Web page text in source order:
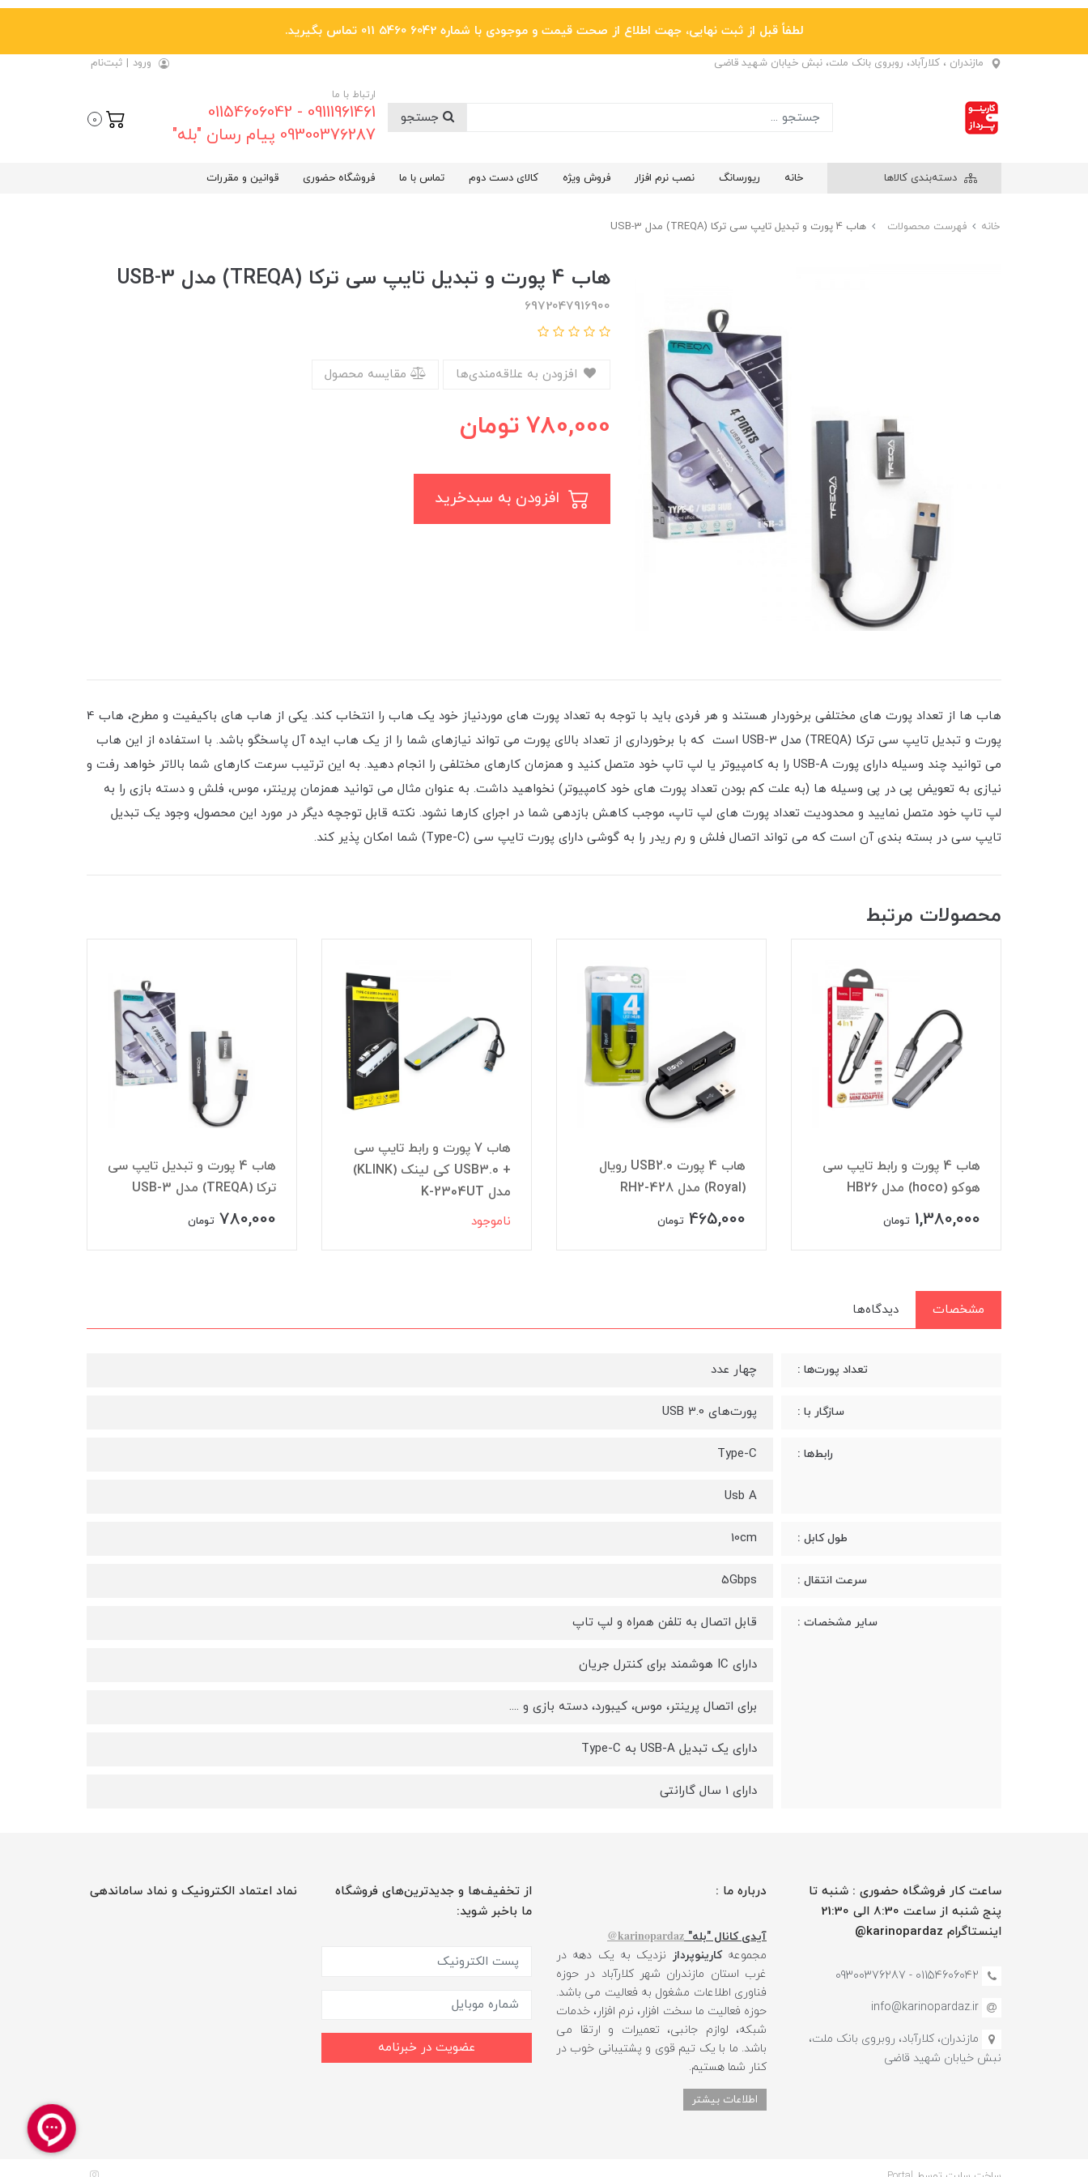
لطفاً قبل از ثبت نهایی، جهت اطلاع از صحت قیمت و موجودی با شماره 6042 5460 011 تماس بگیرید.
مازندران ، کلارآباد، روبروی بانک ملت، نبش خیابان شهید قاضی ورود | ثبت‌نام
ارتباط با ما
09111961461 - 01154606042
09300376287 پیام رسان "بله"
0
دسته‌بندی کالاها خانه ریورسانگ نصب نرم افزار فروش ویژه کالای دست دوم تماس با ما فروشگاه حضوری قوانین و مقررات
خانه فهرست محصولات هاب 4 پورت و تبدیل تایپ سی ترکا (TREQA) مدل USB-3
هاب 4 پورت و تبدیل تایپ سی ترکا (TREQA) مدل USB-3
6972047916900
مقایسه محصول
780,000 تومان
هاب ها از تعداد پورت های مختلفی برخوردار هستند و هر فردی باید با توجه به تعداد پورت های موردنیاز خود یک هاب را انتخاب کند. یکی از هاب های باکیفیت و مطرح، هاب 4
پورت و تبدیل تایپ سی ترکا (TREQA) مدل USB-3 است که با برخورداری از تعداد بالای پورت می تواند نیازهای شما را از یک هاب ایده آل پاسخگو باشد. با استفاده از این هاب
می توانید چند وسیله دارای پورت USB-A را به کامپیوتر یا لپ تاپ خود متصل کنید و همزمان کارهای مختلفی را انجام دهید. به این ترتیب سرعت کارهای شما بالاتر خواهد رفت و
نیازی به تعویض پی در پی وسیله ها (به علت کم بودن تعداد پورت های خود کامپیوتر) نخواهید داشت. به عنوان مثال می توانید همزمان پرینتر، موس، فلش و دسته بازی را به
لپ تاپ خود متصل نمایید و محدودیت تعداد پورت های لپ تاپ، موجب کاهش بازدهی شما در اجرای کارها نشود. نکته قابل توجچه دیگر در مورد این محصول، وجود یک تبدیل
تایپ سی در بسته بندی آن است که می تواند اتصال فلش و رم ریدر را به گوشی دارای پورت تایپ سی (Type-C) شما امکان پذیر کند.
محصولات مرتبط
هاب 4 پورت و رابط تایپ سی
هوکو (hoco) مدل HB26
1,380,000 تومان
هاب 4 پورت USB2.0 رویال
(Royal) مدل RH2-428
465,000 تومان
هاب 7 پورت و رابط تایپ سی
+ USB3.0 کی لینک (KLINK)
مدل K-2304UT
ناموجود
هاب 4 پورت و تبدیل تایپ سی
ترکا (TREQA) مدل USB-3
780,000 تومان
مشخصات دیدگاه‌ها
تعداد پورت‌ها : چهار عدد
سازگار با : پورت‌های USB 3.0
رابط‌ها : Type-C
Usb A
طول کابل : 10cm
سرعت انتقال : 5Gbps
سایر مشخصات : قابل اتصال به تلفن همراه و لپ تاپ
دارای IC هوشمند برای کنترل جریان
برای اتصال پرینتر، موس، کیبورد، دسته بازی و ....
دارای یک تبدیل USB-A به Type-C
دارای 1 سال گارانتی
ساعت کار فروشگاه حضوری : شنبه تا
پنج شنبه از ساعت 8:30 الی 21:30
اینستاگرام karinopardaz@
01154606042 - 09300376287
info@karinopardaz.ir
مازندران، کلارآباد، روبروی بانک ملت،
نبش خیابان شهید قاضی
درباره ما :
آیدی کانال "بله" karinopardaz@
مجموعهکارینوپرداز نزدیک به یک دهه در
غرب استان مازندران شهر کلارآباد در حوزه
فناوری اطلاعات مشغول به فعالیت می باشد.
حوزه فعالیت ما سخت افزار، نرم افزار، خدمات
شبکه، لوازم جانبی، تعمیرات و ارتقا می
باشد. ما با یک تیم قوی و پشتیبانی خوب در
کنار شما هستیم.
اطلاعات بیشتر
از تخفیف‌ها و جدیدترین‌های فروشگاه
ما باخبر شوید:
عضویت در خبرنامه
نماد اعتماد الکترونیک و نماد ساماندهی